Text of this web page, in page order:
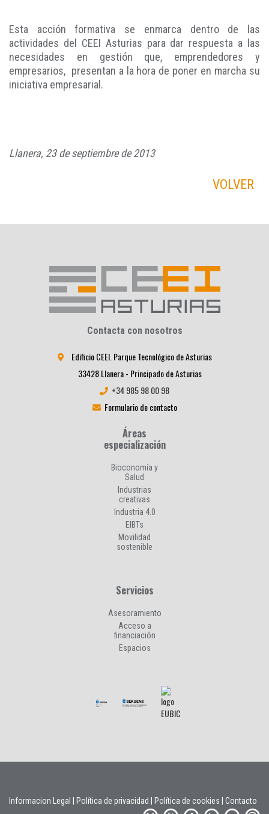
Esta acción formativa se enmarca dentro de las
actividades del CEEI Asturias para dar respuesta a las
necesidades en gestión que, emprendedores y
empresarios, presentan a la hora de poner en marcha su
iniciativa empresarial.
Llanera, 23 de septiembre de 2013
VOLVER
Contacta con nosotros
Edificio CEEI. Parque Tecnológico de Asturias
33428 Llanera - Principado de Asturias
+34 985 98 00 98
Formulario de contacto
Áreas
especialización
Bioconomía y
Salud
Industrias
creativas
Industria 4.0
EIBTs
Movilidad
sostenible
Servicios
Asesoramiento
Acceso a
financiación
Espacios
Informacion Legal Política de privacidad Política de cookies Contacto